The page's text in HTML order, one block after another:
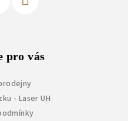
pro vás
- Laser UH